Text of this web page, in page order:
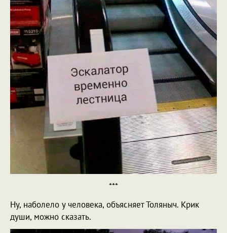
***
Ну, наболело у человека, объясняет Толяныч. Крик
души, можно сказать.